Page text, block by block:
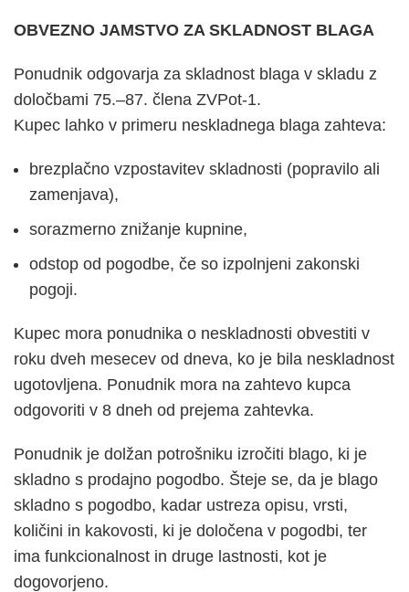
OBVEZNO JAMSTVO ZA SKLADNOST BLAGA
Ponudnik odgovarja za skladnost blaga v skladu z
določbami 75.–87. člena ZVPot-1.
Kupec lahko v primeru neskladnega blaga zahteva:
brezplačno vzpostavitev skladnosti (popravilo ali
zamenjava),
sorazmerno znižanje kupnine,
odstop od pogodbe, če so izpolnjeni zakonski
pogoji.
Kupec mora ponudnika o neskladnosti obvestiti v
roku dveh mesecev od dneva, ko je bila neskladnost
ugotovljena. Ponudnik mora na zahtevo kupca
odgovoriti v 8 dneh od prejema zahtevka.
Ponudnik je dolžan potrošniku izročiti blago, ki je
skladno s prodajno pogodbo. Šteje se, da je blago
skladno s pogodbo, kadar ustreza opisu, vrsti,
količini in kakovosti, ki je določena v pogodbi, ter
ima funkcionalnost in druge lastnosti, kot je
dogovorjeno.